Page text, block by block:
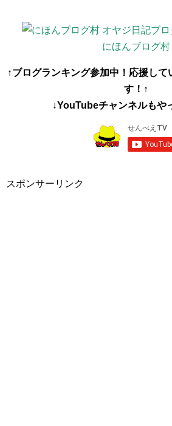
にほんブログ村
↑ブログランキング参加中！応援し
す！↑
↓YouTubeチャンネルもや
スポンサーリンク